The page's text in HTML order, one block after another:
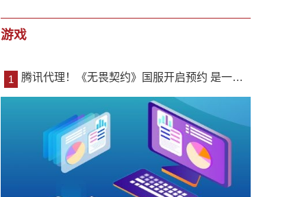
游戏
腾讯代理！《无畏契约》国服开启预约 是一款5V5英雄战术射击游戏